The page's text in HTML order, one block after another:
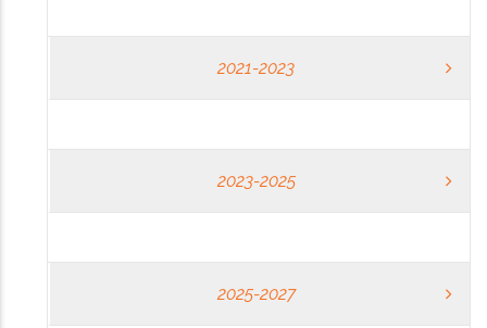
2021-2023
2023-2025
2025-2027